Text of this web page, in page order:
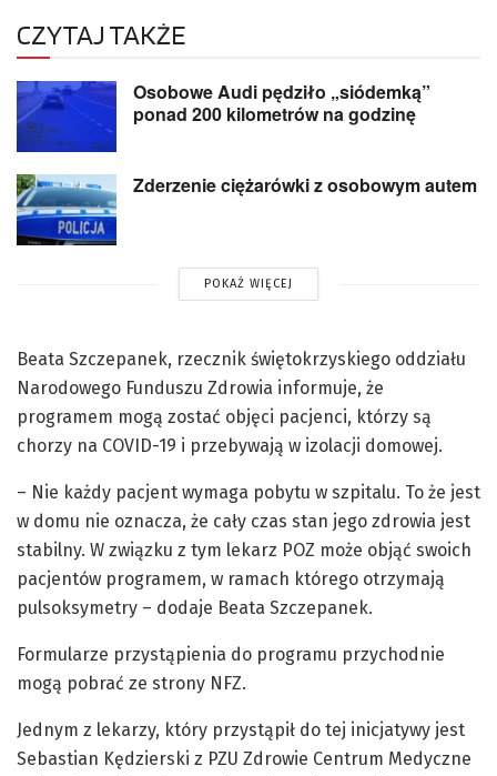
CZYTAJ TAKŻE
Osobowe Audi pędziło „siódemką”
ponad 200 kilometrów na godzinę
Zderzenie ciężarówki z osobowym autem
POKAŻ WIĘCEJ
Beata Szczepanek, rzecznik świętokrzyskiego oddziału
Narodowego Funduszu Zdrowia informuje, że
programem mogą zostać objęci pacjenci, którzy są
chorzy na COVID-19 i przebywają w izolacji domowej.
– Nie każdy pacjent wymaga pobytu w szpitalu. To że jest
w domu nie oznacza, że cały czas stan jego zdrowia jest
stabilny. W związku z tym lekarz POZ może objąć swoich
pacjentów programem, w ramach którego otrzymają
pulsoksymetry – dodaje Beata Szczepanek.
Formularze przystąpienia do programu przychodnie
mogą pobrać ze strony NFZ.
Jednym z lekarzy, który przystąpił do tej inicjatywy jest
Sebastian Kędzierski z PZU Zdrowie Centrum Medyczne